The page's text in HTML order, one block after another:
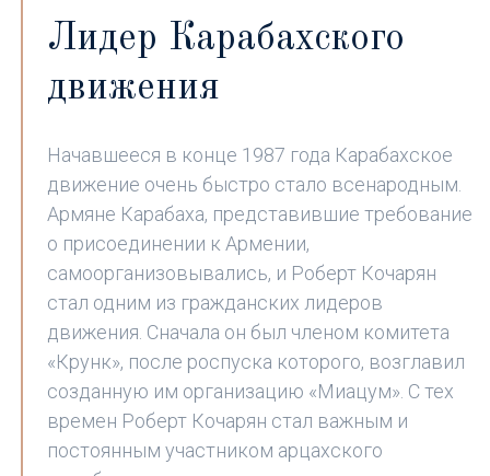
Лидер Карабахского
движения
Начавшееся в конце 1987 года Карабахское
движение очень быстро стало всенародным.
Армяне Карабаха, представившие требование
о присоединении к Армении,
самоорганизовывались, и Роберт Кочарян
стал одним из гражданских лидеров
движения. Сначала он был членом комитета
«Крунк», после роспуска которого, возглавил
созданную им организацию «Миацум». С тех
времен Роберт Кочарян стал важным и
постоянным участником арцахского